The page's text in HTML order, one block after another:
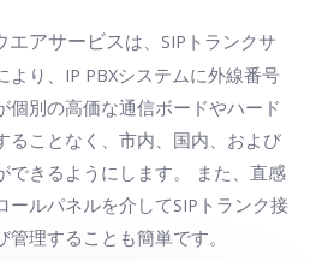
エアサービスは、SIPトランクサ
より、IP PBXシステムに外線番号
個別の高価な通信ボードやハード
ることなく、市内、国内、および
できるようにします。 また、直感
ールパネルを介してSIPトランク接
理することも簡単です。